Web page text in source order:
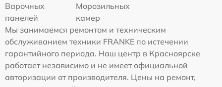
Варочных
панелей
Морозильных
камер
Мы занимаемся ремонтом и техническим
обслуживанием техники FRANKE по истечении
гарантийного периода. Наш центр в Красноярске
работает независимо и не имеет официальной
авторизации от производителя. Цены на ремонт,